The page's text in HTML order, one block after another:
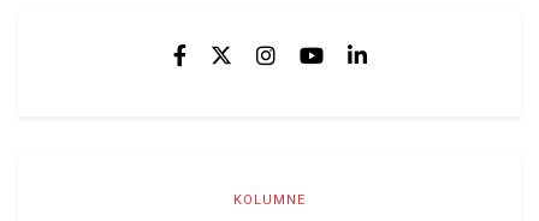
KOLUMNE